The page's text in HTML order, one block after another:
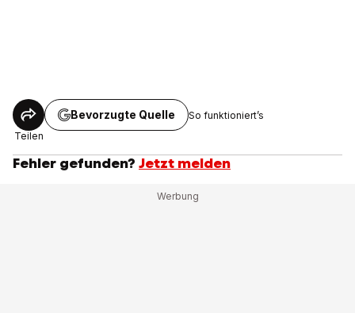
Teilen
Bevorzugte Quelle So funktioniert’s
Fehler gefunden? Jetzt melden